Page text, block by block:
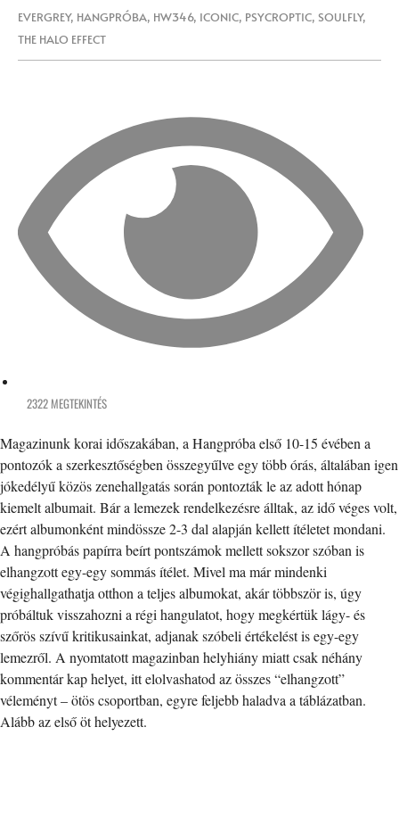
EVERGREY, HANGPRÓBA, HW346, ICONIC, PSYCROPTIC, SOULFLY,
THE HALO EFFECT
2322 MEGTEKINTÉS
Magazinunk korai időszakában, a Hangpróba első 10-15 évében a
pontozók a szerkesztőségben összegyűlve egy több órás, általában igen
jókedélyű közös zenehallgatás során pontozták le az adott hónap
kiemelt albumait. Bár a lemezek rendelkezésre álltak, az idő véges volt,
ezért albumonként mindössze 2-3 dal alapján kellett ítéletet mondani.
A hangpróbás papírra beírt pontszámok mellett sokszor szóban is
elhangzott egy-egy sommás ítélet. Mivel ma már mindenki
végighallgathatja otthon a teljes albumokat, akár többször is, úgy
próbáltuk visszahozni a régi hangulatot, hogy megkértük lágy- és
szőrös szívű kritikusainkat, adjanak szóbeli értékelést is egy-egy
lemezről. A nyomtatott magazinban helyhiány miatt csak néhány
kommentár kap helyet, itt elolvashatod az összes “elhangzott”
véleményt – ötös csoportban, egyre feljebb haladva a táblázatban.
Alább az első öt helyezett.